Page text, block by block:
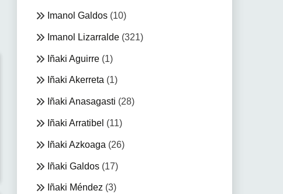
Imanol Galdos(10)
Imanol Lizarralde(321)
Iñaki Aguirre(1)
Iñaki Akerreta(1)
Iñaki Anasagasti (28)
Iñaki Arratibel (11)
Iñaki Azkoaga (26)
Iñaki Galdos(17)
Iñaki Méndez(3)